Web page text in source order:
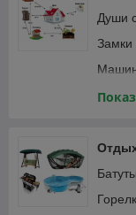
Души
Замки
Сейфы
Батуты